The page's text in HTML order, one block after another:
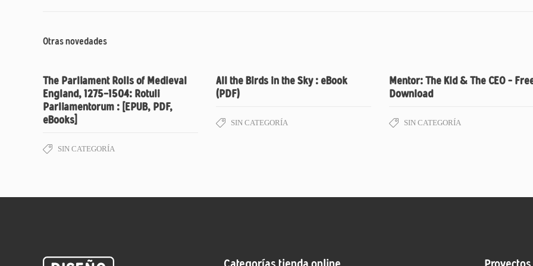
Otras novedades
The Parliament Rolls of Medieval
England, 1275-1504: Rotuli
Parliamentorum : [EPUB, PDF,
eBooks]
SIN CATEGORÍA
All the Birds in the Sky : eBook
(PDF)
SIN CATEGORÍA
Mentor: The Kid & The CEO –
Download
SIN CATEGORÍA